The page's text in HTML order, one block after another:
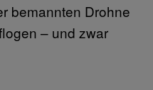
bemannten Drohne
– und zwar